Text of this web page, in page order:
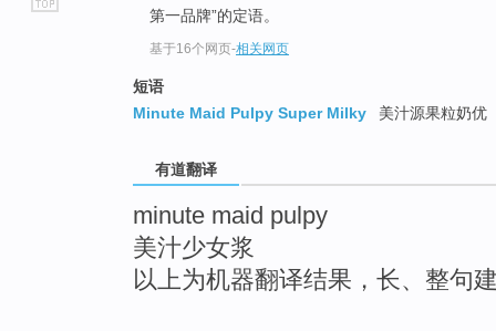
第一品牌”的定语。
基于16个网页-相关网页
短语
Minute Maid Pulpy Super Milky
美汁源果粒奶优
有道翻译
minute maid pulpy
美汁少女浆
以上为机器翻译结果，长、整句